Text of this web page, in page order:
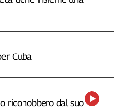
Cuba
riconobbero dal suo